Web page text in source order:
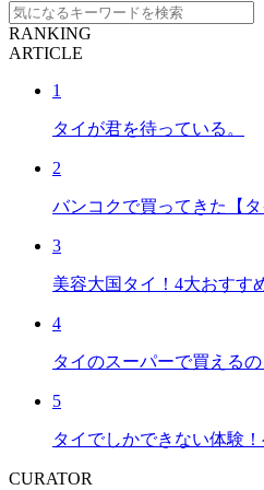
RANKING
ARTICLE
1
タイが君を待っている。
2
バンコクで買ってきた【
3
美容大国タイ！4大おすす
4
タイのスーパーで買える
5
タイでしかできない体験
CURATOR